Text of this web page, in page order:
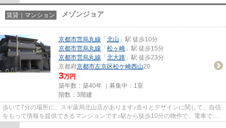
賃貸｜マンション メゾンジョア
京都市営烏丸線 「 北山 」駅 徒歩10分
京都市営烏丸線 「 松ヶ崎 」駅 徒歩15分
京都市営烏丸線 「 北大路 」駅 徒歩23分
京都府京都市左京区松ケ崎西山20
3万円
築年数：築40年 ｜募集中： 1室
階数：3階建
歩いて7分の場所に、スギ薬局北山店があります♪造りとデザインに関して、自信
をもって情報を提供できるマンションです♪駅から徒歩10分の物件で、電車での